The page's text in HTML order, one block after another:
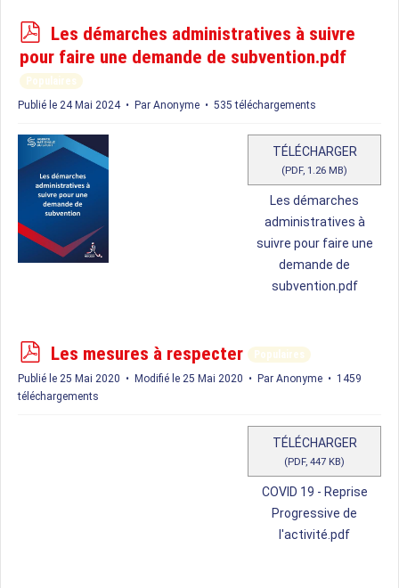
p
d
f
Les démarches administratives à suivre
pour faire une demande de subvention.pdf
Populaires
Publié le 24 Mai 2024
Par Anonyme 535 téléchargements
TÉLÉCHARGER
(PDF, 1.26 MB)
Les démarches
administratives à
suivre pour faire une
demande de
subvention.pdf
p
d
f
Les mesures à respecter
Populaires
Publié le 25 Mai 2020
Modifié le 25 Mai 2020 Par Anonyme
1459
téléchargements
TÉLÉCHARGER
(PDF, 447 KB)
COVID 19 - Reprise
Progressive de
l'activité.pdf